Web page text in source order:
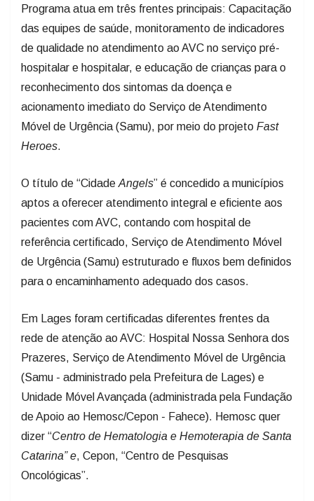
das equipes de saúde, monitoramento de indicadores
de qualidade no atendimento ao AVC no serviço pré-
hospitalar e hospitalar, e educação de crianças para o
reconhecimento dos sintomas da doença e
acionamento imediato do Serviço de Atendimento
Móvel de Urgência (Samu), por meio do projetoFast
Heroes.
aptos a oferecer atendimento integral e eficiente aos
pacientes com AVC, contando com hospital de
referência certificado, Serviço de Atendimento Móvel
de Urgência (Samu) estruturado e fluxos bem definidos
para o encaminhamento adequado dos casos.
rede de atenção ao AVC: Hospital Nossa Senhora dos
Prazeres, Serviço de Atendimento Móvel de Urgência
(Samu - administrado pela Prefeitura de Lages) e
Unidade Móvel Avançada (administrada pela Fundação
de Apoio ao Hemosc/Cepon - Fahece). Hemosc quer
dizer “Centro de Hematologia e Hemoterapia de Santa
Catarina” e, Cepon, “Centro de Pesquisas
Oncológicas”.